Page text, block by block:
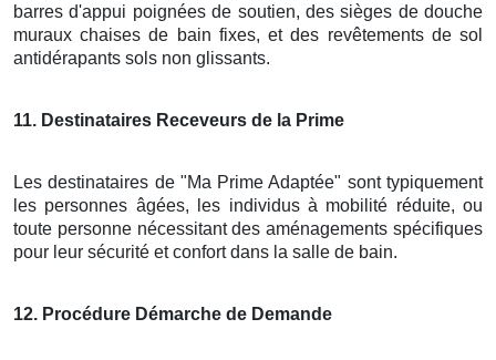
barres d'appui poignées de soutien, des sièges de douche
muraux chaises de bain fixes, et des revêtements de sol
antidérapants sols non glissants.
11. Destinataires Receveurs de la Prime
Les destinataires de "Ma Prime Adaptée" sont typiquement
les personnes âgées, les individus à mobilité réduite, ou
toute personne nécessitant des aménagements spécifiques
pour leur sécurité et confort dans la salle de bain.
12. Procédure Démarche de Demande